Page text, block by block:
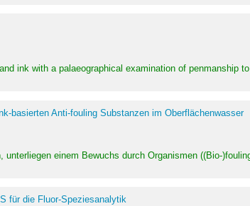
ink with a palaeographical examination of penmanship
basierten Anti-fouling Substanzen im Oberflächenwasser
einem Bewuchs durch Organismen ((Bio-
für die Fluor-Speziesanalytik